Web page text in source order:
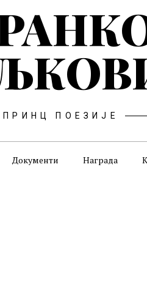
ПРИНЦ ПОЕЗИЈЕ
Документи Награда